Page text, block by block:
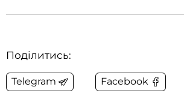
Поділитись:
Telegram Facebook